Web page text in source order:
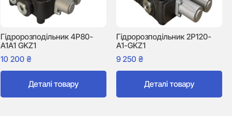
Гідророзподільник 4P80-
A1A1 GKZ1
10 200 ₴
Деталі товару
Гідророзподільник 2P120-
A1-GKZ1
9 250 ₴
Деталі товару